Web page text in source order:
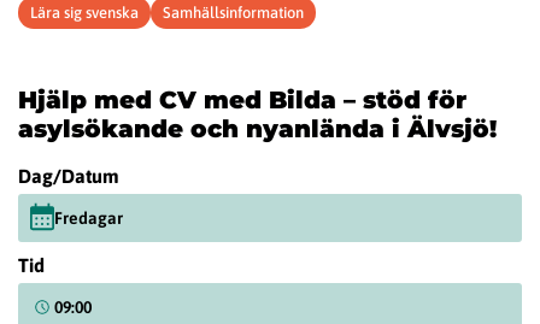
Lära sig svenska
Samhällsinformation
Hjälp med CV med Bilda – stöd för
asylsökande och nyanlända i Älvsjö!
Dag/Datum
Fredagar
Tid
09:00